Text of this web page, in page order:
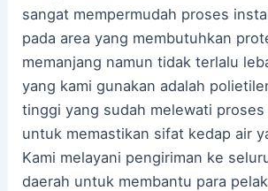
sangat mempermudah proses
pada area yang membutuhkan
memanjang namun tidak terlalu
yang kami gunakan adalah
tinggi yang sudah melewati proses
untuk memastikan sifat kedap air
Kami melayani pengiriman ke
daerah untuk membantu para